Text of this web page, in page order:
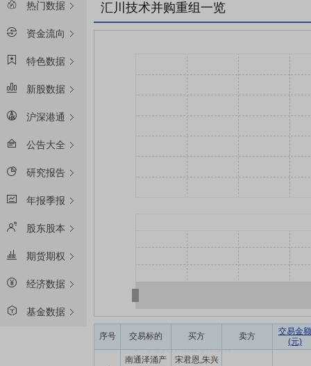
热门数据
资金流向
特色数据
新股数据
沪深港通
公告大全
研究报告
年报季报
股东股本
期货期权
经济数据
基金数据
汇川技术并购重组一览
序号 交易标的 买方 卖方
交易金额
(元)
南通泽涌产
宋君恩,朱兴